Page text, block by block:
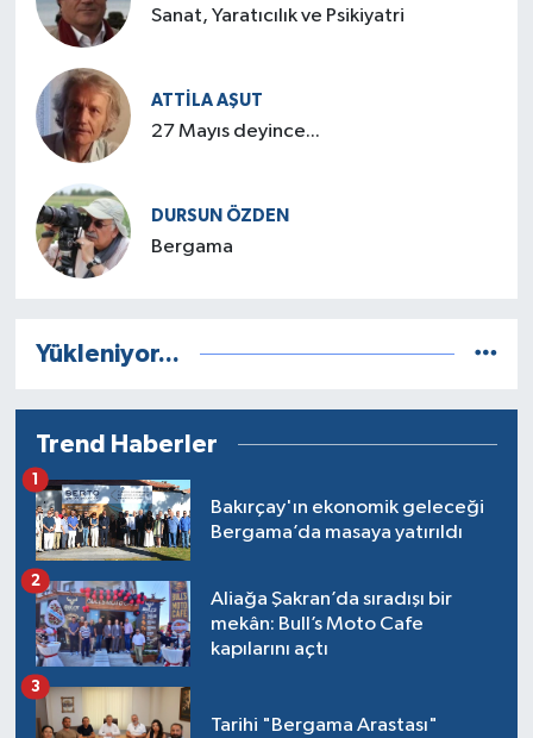
Sanat, Yaratıcılık ve Psikiyatri
ATTILA AŞUT
27 Mayıs deyince...
DURSUN ÖZDEN
Bergama
Yükleniyor...
Trend Haberler
Bakırçay'ın ekonomik geleceği
Bergama’da masaya yatırıldı
1
Aliağa Şakran’da sıradışı bir
mekân: Bull’s Moto Cafe
kapılarını açtı
2
Tarihi "Bergama Arastası"
3